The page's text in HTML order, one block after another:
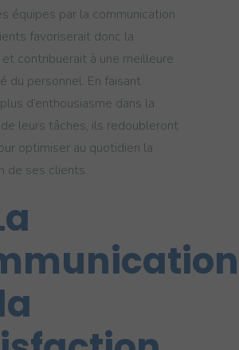
équipes par la communication
favoriserait donc la
contribuerait à une meilleure
du personnel. En faisant
d’enthousiasme dans la
leurs tâches, ils redoubleront
optimiser au quotidien la
de ses clients.